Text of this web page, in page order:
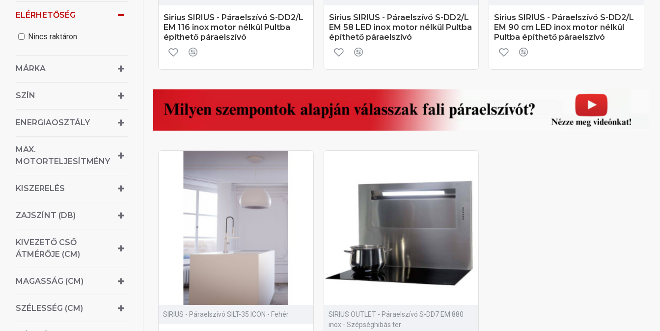
MÁRKA
SZÍN
ENERGIAOSZTÁLY
MAX.
MOTORTELJESÍTMÉNY
KISZERELÉS
ZAJSZÍNT (DB)
KIVEZETŐ CSŐ
ÁTMÉRŐJE (CM)
MAGASSÁG (CM)
SZÉLESSÉG (CM)
ELÉRHETŐSÉG
Nincs raktáron
Sirius SIRIUS - Páraelszívó S-DD2/L
EM 116 inox motor nélkül Pultba
építhető páraelszívó
Sirius SIRIUS - Páraelszívó S-DD2/L
EM 58 LED inox motor nélkül Pultba
építhető páraelszívó
Sirius SIRIUS - Páraelszívó S-DD2/L
EM 90 cm LED inox motor nélkül
Pultba építhető páraelszívó
SIRIUS - Páraelszívó SILT-35 ICON - Fehér
SIRIUS OUTLET - Páraelszívó S-DD7 EM 880
inox - Szépséghibás ter